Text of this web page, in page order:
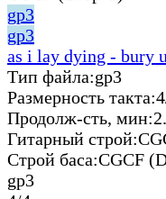
gp3
gp3
as i lay dying - bury
Тип файла:gp3
Размерность такта:
Продолж-сть, мин:
Гитарный строй:
Строй баса:CGCF
gp3